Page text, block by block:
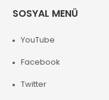
SOSYAL MENÜ
YouTube
Facebook
Twitter